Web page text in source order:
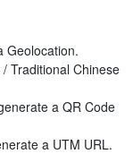
Geolocation.
Traditional Chinese
a QR Code
a UTM URL.